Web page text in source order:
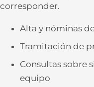
corresponder.
Alta y nóminas
Tramitación de
Consultas sobre
equipo